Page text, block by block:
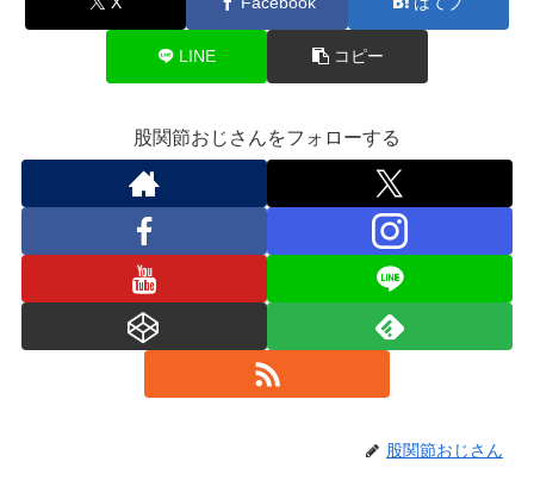
LINE コピー
股関節おじさんをフォローする
股関節おじさん